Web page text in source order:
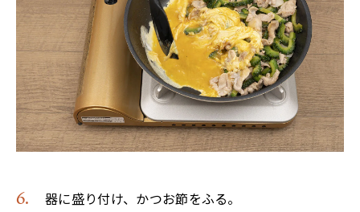
器に盛り付け、かつお節をふる。